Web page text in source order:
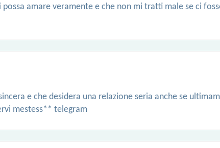
amare veramente e che non mi tratti male se ci
e che desidera una relazione seria anche se
mestess** telegram